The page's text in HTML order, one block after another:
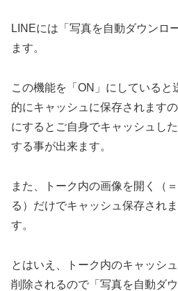
LINEには「写真を自動ダウンロ
ます。
この機能を「ON」にしていると
的にキャッシュに保存されます
にするとご自身でキャッシュし
する事が出来ます。
また、トーク内の画像を開く（
る）だけでキャッシュ保存され
す。
とはいえ、トーク内のキャッシ
削除されるので「写真を自動ダ